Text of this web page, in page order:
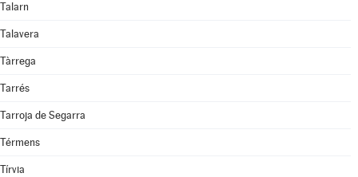
Talarn
Talavera
Tàrrega
Tarrés
Tarroja de Segarra
Térmens
Tírvia